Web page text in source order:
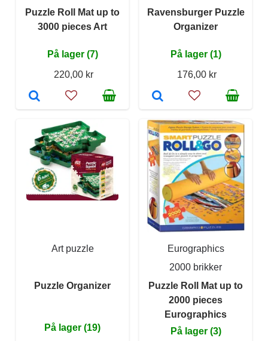
Puzzle Roll Mat up to
3000 pieces Art
På lager (7)
220,00 kr
Ravensburger Puzzle
Organizer
På lager (1)
176,00 kr
Art puzzle
Puzzle Organizer
På lager (19)
Eurographics
2000 brikker
Puzzle Roll Mat up to
2000 pieces
Eurographics
På lager (3)